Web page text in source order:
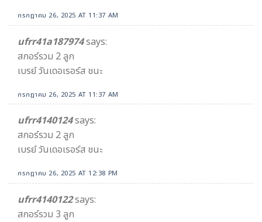
กรกฎาคม 26, 2025 AT 11:37 AM
ufrr41a187974says:
สกอร์รวม 2 ลูก
เบรย์ วันเดอเรอร์ส ชนะ
กรกฎาคม 26, 2025 AT 11:37 AM
ufrr4140124says:
สกอร์รวม 2 ลูก
เบรย์ วันเดอเรอร์ส ชนะ
กรกฎาคม 26, 2025 AT 12:38 PM
ufrr4140122says:
สกอร์รวม 3 ลูก